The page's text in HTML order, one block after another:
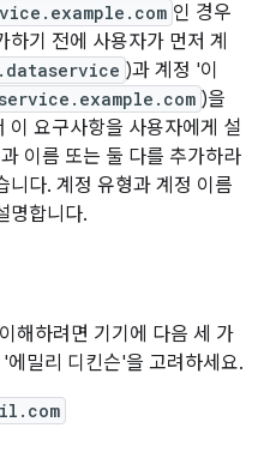
인 경우
기 전에 사용자가 먼저 계
)과 계정 '이
)을
이 요구사항을 사용자에게 설
이름 또는 둘 다를 추가하라
니다. 계정 유형과 계정 이름
명합니다.
해하려면 기기에 다음 세 가
밀리 디킨슨'을 고려하세요.